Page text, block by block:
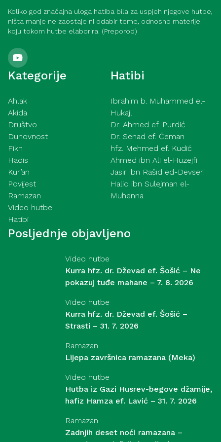
Koliko god značajna uloga hatiba bila za uspjeh njegove hutbe,
ništa manje ne zaostaje ni odabir teme, odnosno materije
koju tokom hutbe elaborira. (Preporod)
Kategorije
Ahlak
Akida
Društvo
Duhovnost
Fikh
Hadis
Kur’an
Povijest
Ramazan
Video hutbe
Hatibi
Hatibi
Ibrahim b. Muhammed el-
Hukajl
Dr. Ahmed ef. Purdić
Dr. Senad ef. Ćeman
hfz. Mehmed ef. Kudić
Ahmed ibn Ali el-Huzejfi
Jasir ibn Rašid ed-Devseri
Halid ibn Sulejman el-
Muhenna
Posljednje objavljeno
Video hutbe
Kurra hfz. dr. Dževad ef. Šošić – Ne
pokazuj tuđe mahane – 7. 8. 2026
Video hutbe
Kurra hfz. dr. Dževad ef. Šošić –
Strasti – 31. 7. 2026
Ramazan
Lijepa završnica ramazana (Meka)
Video hutbe
Hutba iz Gazi Husrev-begove džamije,
hafiz Hamza ef. Lavić – 31. 7. 2026
Ramazan
Zadnjih deset noći ramazana –